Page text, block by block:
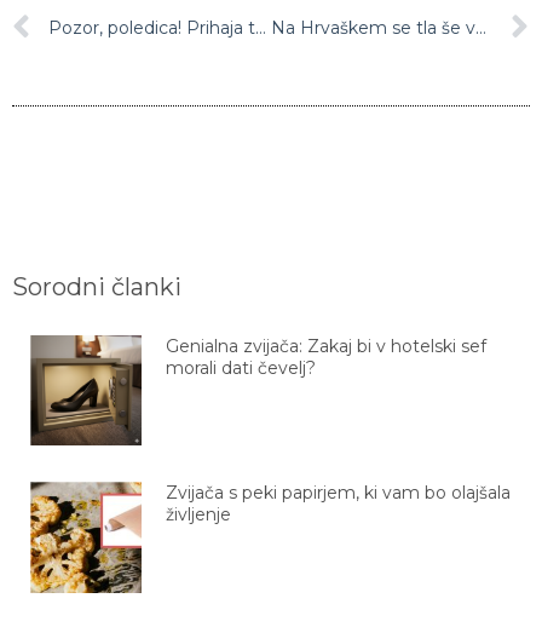
Pozor, poledica! Prihaja tudi do zdrsov – previdno na cesti Na Hrvaškem se tla še vedno tresejo
Sorodni članki
Genialna zvijača: Zakaj bi v hotelski sef
morali dati čevelj?
Zvijača s peki papirjem, ki vam bo olajšala
življenje